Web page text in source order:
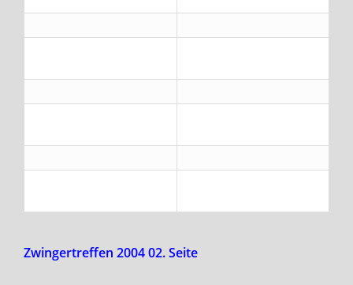
Zwingertreffen 2004 02. Seite